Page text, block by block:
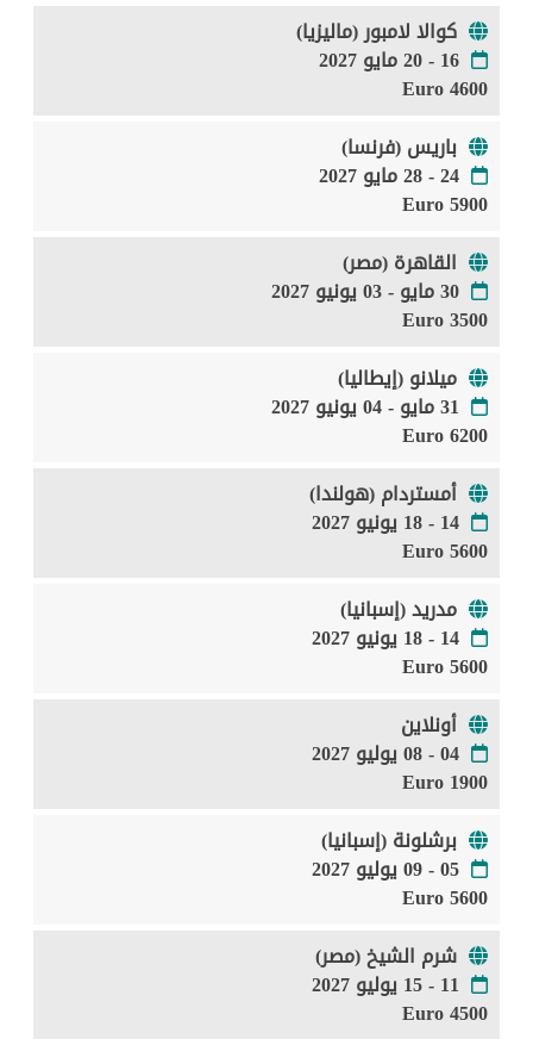
كوالا لامبور (ماليزيا)
16 - 20 مايو 2027
4600 Euro
باريس (فرنسا)
24 - 28 مايو 2027
5900 Euro
القاهرة (مصر)
30 مايو - 03 يونيو 2027
3500 Euro
ميلانو (إيطاليا)
31 مايو - 04 يونيو 2027
6200 Euro
أمستردام (هولندا)
14 - 18 يونيو 2027
5600 Euro
مدريد (إسبانيا)
14 - 18 يونيو 2027
5600 Euro
أونلاين
04 - 08 يوليو 2027
1900 Euro
برشلونة (إسبانيا)
05 - 09 يوليو 2027
5600 Euro
شرم الشيخ (مصر)
11 - 15 يوليو 2027
4500 Euro